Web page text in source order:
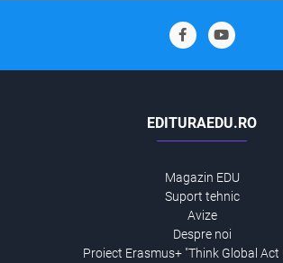
EDITURAEDU.RO
Magazin EDU
Suport tehnic
Avize
Despre noi
Proiect Erasmus+ "Think Global Act